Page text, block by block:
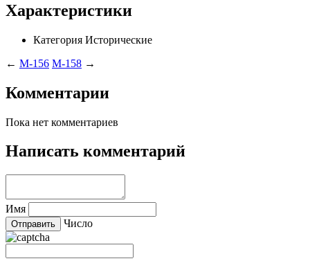
Характеристики
Категория Исторические
← M-156 M-158 →
Комментарии
Пока нет комментариев
Написать комментарий
Имя
Число